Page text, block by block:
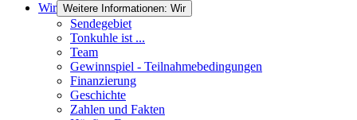
Wir Weitere Informationen: Wir
Sendegebiet
Tonkuhle ist ...
Team
Gewinnspiel - Teilnahmebedingungen
Finanzierung
Geschichte
Zahlen und Fakten